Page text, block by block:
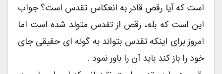
است که آیا رقص قادر به انعکاس تقدس است؟ جواب
این است که بله، رقص از تقدس متولد شده است اما
امروز برای اینکه تقدس بتواند به گونه ای حقیقی جای
خود را باز کند باید آن را باور نمود .